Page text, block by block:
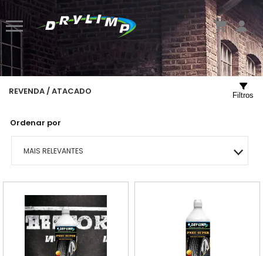
REVENDA / ATACADO
Ordenar por
MAIS RELEVANTES
MAIS VENDIDOS
MENOR PREÇO
MAIOR PREÇO
Filtros